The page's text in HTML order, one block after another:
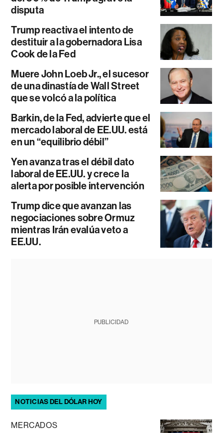
disputa
Trump reactiva el intento de
destituir a la gobernadora Lisa
Cook de la Fed
Muere John Loeb Jr., el sucesor
de una dinastía de Wall Street
que se volcó a la política
Barkin, de la Fed, advierte que el
mercado laboral de EE.UU. está
en un “equilibrio débil”
Yen avanza tras el débil dato
laboral de EE.UU. y crece la
alerta por posible intervención
Trump dice que avanzan las
negociaciones sobre Ormuz
mientras Irán evalúa veto a
EE.UU.
PUBLICIDAD
NOTICIAS DEL DÓLAR HOY
MERCADOS